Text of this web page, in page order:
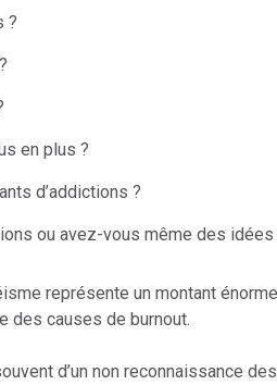
?
en plus ?
d’addictions ?
ou avez-vous même des
représente un montant
des causes de burnout.
d’un non reconnaissance